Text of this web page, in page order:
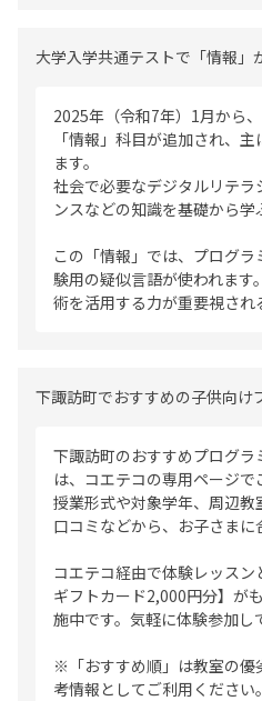
大学入学共通テストで「情報」
2025年（令和7年）1月から
「情報」科目が追加され、
ます。
社会で必要なデジタルリテ
ンスなどの知識を基礎から学
この「情報」では、プログ
験用の疑似言語が使われま
術を活用する力が重要視され
下諏訪町でおすすめの子供向け
下諏訪町のおすすめプログ
は、コエテコの専用ページで
授業形式や対象学年、周辺
口コミなどから、お子さまに
コエテコ経由で体験レッス
ギフトカード2,000円分】が
施中です。気軽に体験参加し
※「おすすめ順」は教室の優
考情報としてご利用ください。